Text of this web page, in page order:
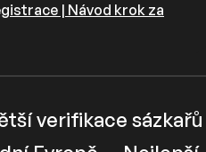
| Návod krok za
verifikace sázkařů